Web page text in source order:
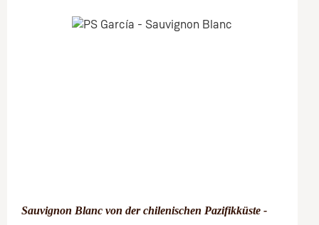
Bildergalerie überspringen
Sauvignon Blanc von der chilenischen Pazifikküste -